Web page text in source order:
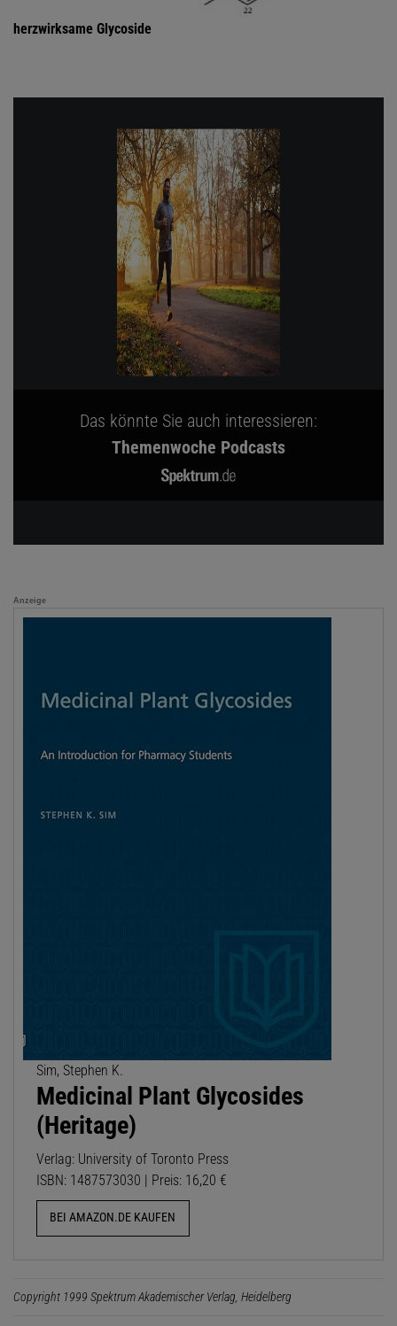
herzwirksame Glycoside
Das könnte Sie auch interessieren:
Themenwoche Podcasts
Anzeige
Sim, Stephen K.
Medicinal Plant Glycosides
(Heritage)
Verlag: University of Toronto Press
ISBN: 1487573030 | Preis: 16,20 €
BEI AMAZON.DE KAUFEN
Copyright 1999 Spektrum Akademischer Verlag, Heidelberg